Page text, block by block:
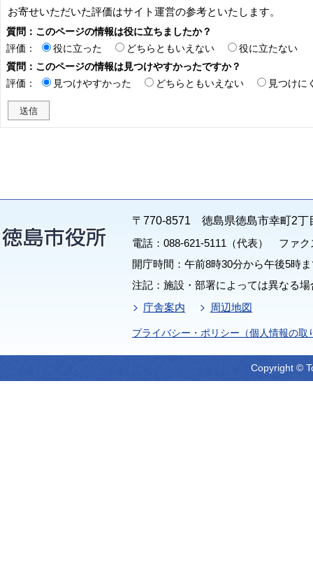
お寄せいただいた評価はサイト運営の参考といたします。
質問：このページの情報は役に立ちましたか？
評価：
役に立った どちらともいえない
役に立たない
質問：このページの情報は見つけやすかったですか？
評価：
見つけやすかった どちらともいえない 見つけに
〒770-8571 徳島県徳島市幸町2丁
電話：088-621-5111（代表） ファク
開庁時間：午前8時30分から午後5時
注記：施設・部署によっては異なる
庁舎案内
周辺地図
プライバシー・ポリシー（個人情報の取
Copyright ©